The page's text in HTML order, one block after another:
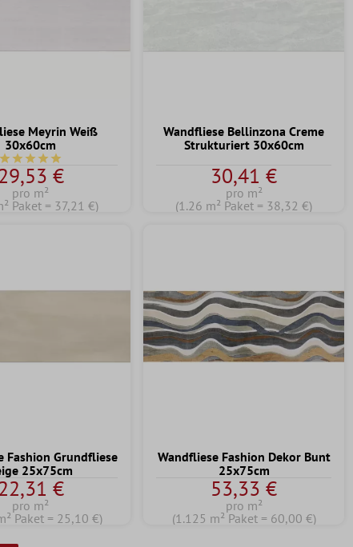
Sternen
Meyrin Weiß
30x60cm
Durchschnittliche Bewertung von 5 von 5 Sternen
€
pro m²
Paket = 37,21 €)
Wandfliese Bellinzona Creme
Strukturiert 30x60cm
30,41 €
pro m²
(1.26 m² Paket = 38,32 €)
Fashion Grundfliese
25x75cm
€
pro m²
Paket = 25,10 €)
Wandfliese Fashion Dekor Bunt
25x75cm
53,33 €
pro m²
(1.125 m² Paket = 60,00 €)